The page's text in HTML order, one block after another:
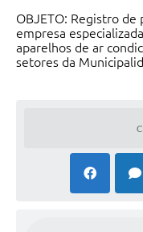
OBJETO: Registro de
empresa
aparelhos de ar
setores da